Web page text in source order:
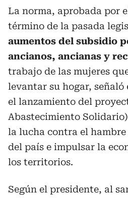
La norma, aprobada por
término de la pasada
aumentos del subsidio
ancianos, ancianas y
trabajo de las mujeres
levantar su hogar, señaló
el lanzamiento del
Abastecimiento
la lucha contra el
del país e impulsar la
los territorios.
Según el presidente, al